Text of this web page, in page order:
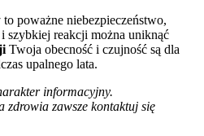
poważne niebezpieczeństwo,
szybkiej reakcji można uniknąć
Twoja obecność i czujność są dla
upalnego lata.
informacyjny.
zdrowia zawsze kontaktuj się